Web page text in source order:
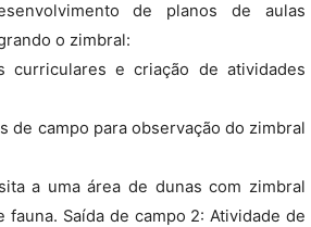
de planos de aulas
o zimbral:
curriculares e criação de atividades
de campo para observação do zimbral
a uma área de dunas com zimbral
fauna. Saída de campo 2: Atividade de